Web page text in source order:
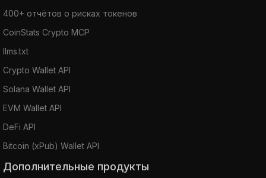
400+ отчётов о рисках токенов
CoinStats Crypto MCP
llms.txt
Crypto Wallet API
Solana Wallet API
EVM Wallet API
DeFi API
Bitcoin (xPub) Wallet API
Дополнительные продукты